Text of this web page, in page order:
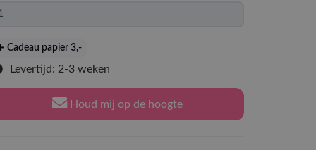
Cadeau papier 3,-
Levertijd: 2-3 weken
Houd mij op de hoogte